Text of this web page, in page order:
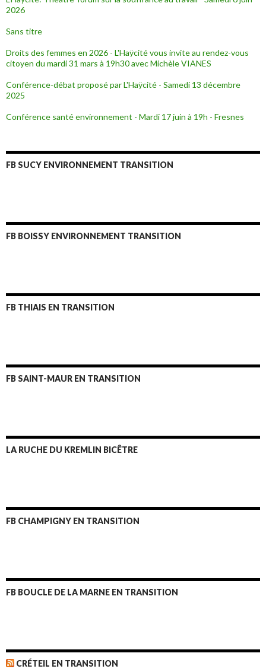
2026
Sans titre
Droits des femmes en 2026 - L'Haÿcité vous invite au rendez-vous
citoyen du mardi 31 mars à 19h30 avec Michèle VIANES
Conférence-débat proposé par L'Haÿcité - Samedi 13 décembre
2025
Conférence santé environnement - Mardi 17 juin à 19h - Fresnes
FB SUCY ENVIRONNEMENT TRANSITION
FB BOISSY ENVIRONNEMENT TRANSITION
FB THIAIS EN TRANSITION
FB SAINT-MAUR EN TRANSITION
LA RUCHE DU KREMLIN BICÊTRE
FB CHAMPIGNY EN TRANSITION
FB BOUCLE DE LA MARNE EN TRANSITION
CRÉTEIL EN TRANSITION